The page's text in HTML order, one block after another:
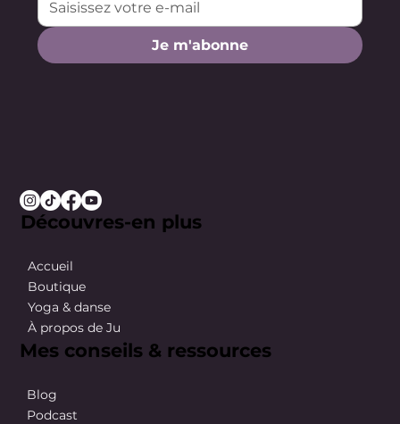
Je m'abonne
Découvres-en plus
Accueil
Boutique
Yoga & danse
À propos de Ju
Mes conseils & ressources
Blog
Podcast